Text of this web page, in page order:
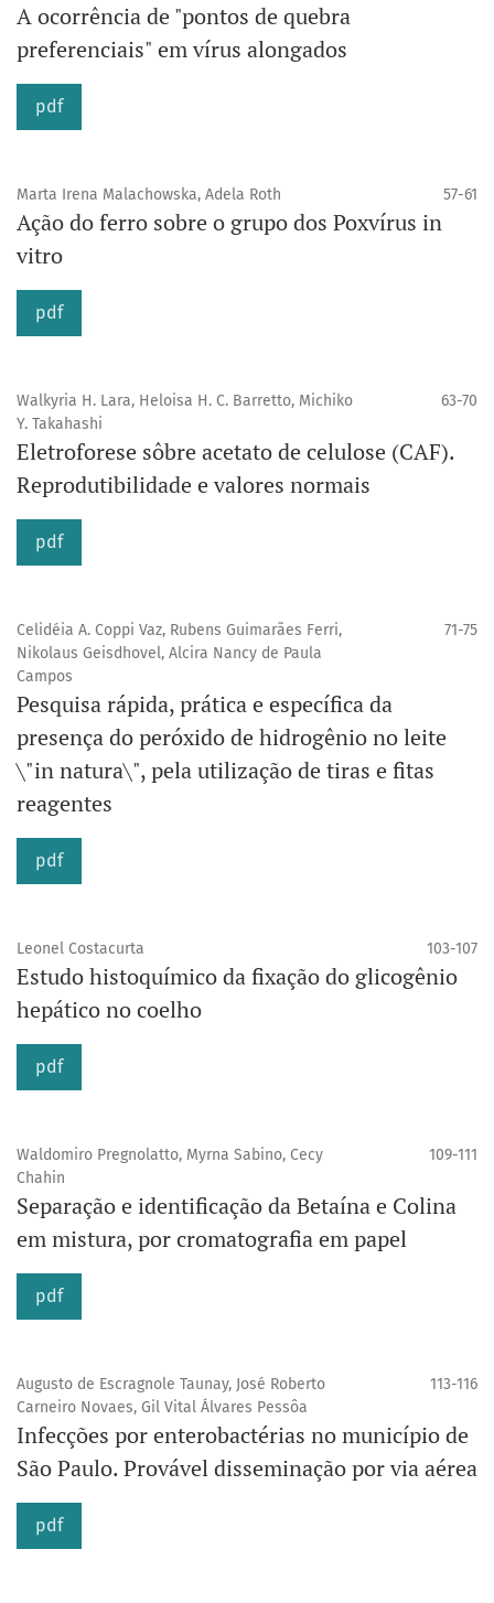
A ocorrência de "pontos de quebra
preferenciais" em vírus alongados
pdf
Marta Irena Malachowska, Adela Roth 57-61
Ação do ferro sobre o grupo dos Poxvírus in
vitro
pdf
Walkyria H. Lara, Heloisa H. C. Barretto, Michiko
Y. Takahashi
63-70
Eletroforese sôbre acetato de celulose (CAF).
Reprodutibilidade e valores normais
pdf
Celidéia A. Coppi Vaz, Rubens Guimarães Ferri,
Nikolaus Geisdhovel, Alcira Nancy de Paula
Campos
71-75
Pesquisa rápida, prática e específica da
presença do peróxido de hidrogênio no leite
\"in natura\", pela utilização de tiras e fitas
reagentes
pdf
Leonel Costacurta 103-107
Estudo histoquímico da fixação do glicogênio
hepático no coelho
pdf
Waldomiro Pregnolatto, Myrna Sabino, Cecy
Chahin
109-111
Separação e identificação da Betaína e Colina
em mistura, por cromatografia em papel
pdf
Augusto de Escragnole Taunay, José Roberto
Carneiro Novaes, Gil Vital Álvares Pessôa
113-116
Infecções por enterobactérias no município de
São Paulo. Provável disseminação por via aérea
pdf